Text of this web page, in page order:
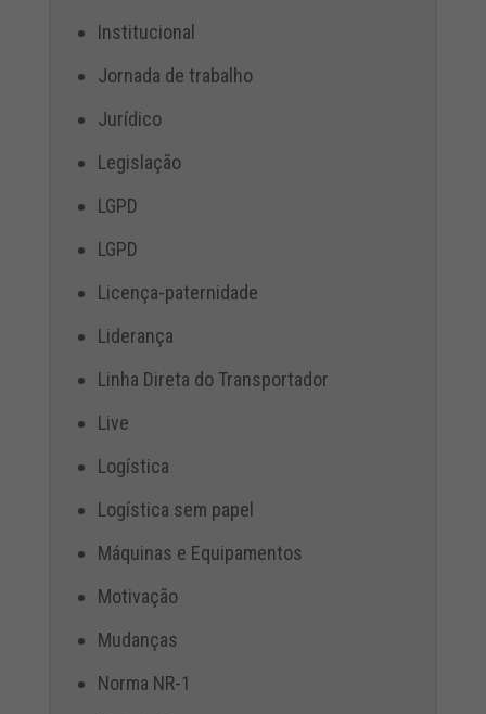
Institucional
Jornada de trabalho
Jurídico
Legislação
LGPD
LGPD
Licença-paternidade
Liderança
Linha Direta do Transportador
Live
Logística
Logística sem papel
Máquinas e Equipamentos
Motivação
Mudanças
Norma NR-1